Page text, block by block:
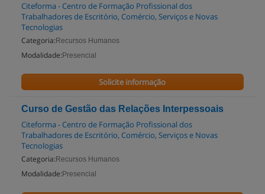
Citeforma - Centro de Formação Profissional dos
Trabalhadores de Escritório, Comércio, Serviços e Novas
Tecnologias
Categoria: Recursos Humanos
Modalidade: Presencial
Solicite informação
Curso de Gestão das Relações Interpessoais
Citeforma - Centro de Formação Profissional dos
Trabalhadores de Escritório, Comércio, Serviços e Novas
Tecnologias
Categoria: Recursos Humanos
Modalidade: Presencial